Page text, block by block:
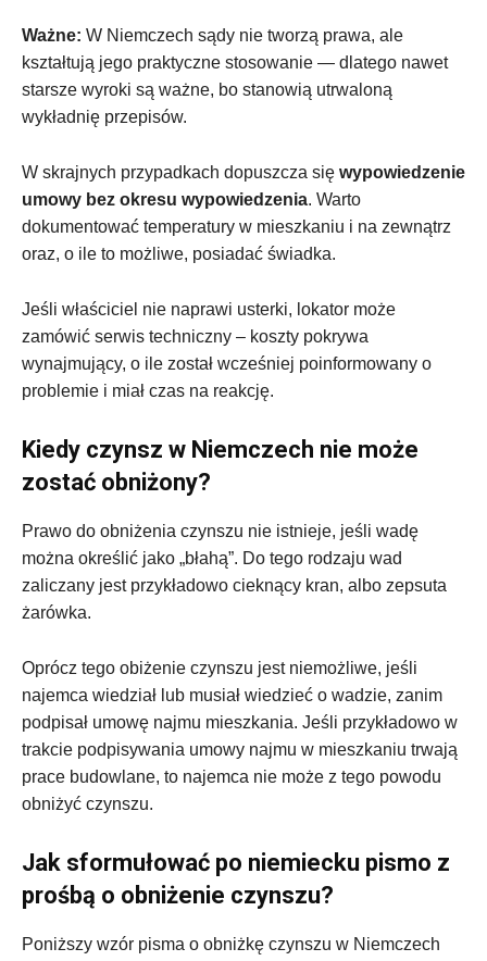
Ważne: W Niemczech sądy nie tworzą prawa, ale
kształtują jego praktyczne stosowanie — dlatego nawet
starsze wyroki są ważne, bo stanowią utrwaloną
wykładnię przepisów.
W skrajnych przypadkach dopuszcza się wypowiedzenie
umowy bez okresu wypowiedzenia. Warto
dokumentować temperatury w mieszkaniu i na zewnątrz
oraz, o ile to możliwe, posiadać świadka.
Jeśli właściciel nie naprawi usterki, lokator może
zamówić serwis techniczny – koszty pokrywa
wynajmujący, o ile został wcześniej poinformowany o
problemie i miał czas na reakcję.
Kiedy czynsz w Niemczech nie może
zostać obniżony?
Prawo do obniżenia czynszu nie istnieje, jeśli wadę
można określić jako „błahą”. Do tego rodzaju wad
zaliczany jest przykładowo cieknący kran, albo zepsuta
żarówka.
Oprócz tego obiżenie czynszu jest niemożliwe, jeśli
najemca wiedział lub musiał wiedzieć o wadzie, zanim
podpisał umowę najmu mieszkania. Jeśli przykładowo w
trakcie podpisywania umowy najmu w mieszkaniu trwają
prace budowlane, to najemca nie może z tego powodu
obniżyć czynszu.
Jak sformułować po niemiecku pismo z
prośbą o obniżenie czynszu?
Poniższy wzór pisma o obniżkę czynszu w Niemczech